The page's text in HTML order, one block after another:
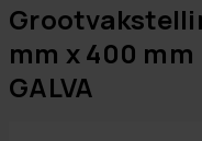
mm x 400
GALVA